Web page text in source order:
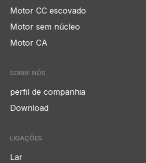
Motor CC escovado
Motor sem núcleo
Motor CA
SOBRE NÓS
perfil de companhia
Download
LIGAÇÕES
Lar